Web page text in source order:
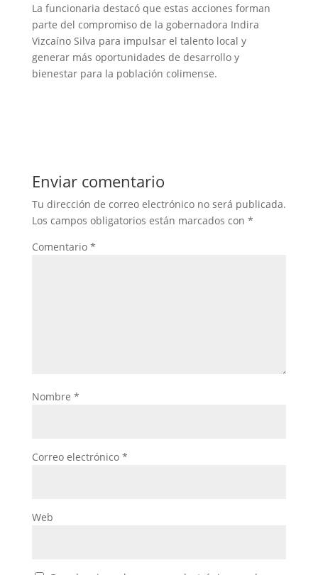
La funcionaria destacó que estas acciones forman
parte del compromiso de la gobernadora Indira
Vizcaíno Silva para impulsar el talento local y
generar más oportunidades de desarrollo y
bienestar para la población colimense.
Enviar comentario
Tu dirección de correo electrónico no será publicada.
Los campos obligatorios están marcados con *
Comentario *
Nombre *
Correo electrónico *
Web